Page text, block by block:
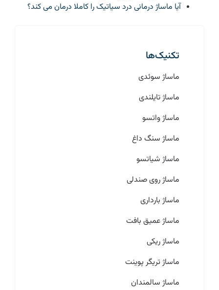
آیا ماساژ درمانی درد سیاتیک را کاملا درمان می کند؟
تکنیک‌ها
ماساژ سوئدی
ماساژ تایلندی
ماساژ واتسو
ماساژ سنگ داغ
ماساژ شیاتسو
ماساژ روی صندلی
ماساژ بارداری
ماساژ عمیق بافت
ماساژ ریکی
ماساژ تریگر پوینت
ماساژ سالمندان